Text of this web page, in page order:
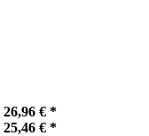
26,96 € *
25,46 € *